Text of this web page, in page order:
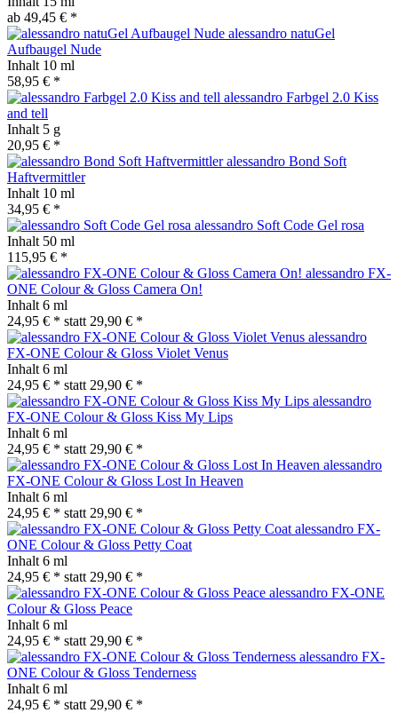
ab 49,45 € *
alessandro natuGel
Aufbaugel Nude
Inhalt 10 ml
58,95 € *
alessandro Farbgel 2.0 Kiss
and tell
Inhalt 5 g
20,95 € *
alessandro Bond Soft
Haftvermittler
Inhalt 10 ml
34,95 € *
alessandro Soft Code Gel rosa
Inhalt 50 ml
115,95 € *
alessandro FX-
ONE Colour & Gloss Camera On!
Inhalt 6 ml
24,95 € * statt 29,90 € *
alessandro
FX-ONE Colour & Gloss Violet Venus
Inhalt 6 ml
24,95 € * statt 29,90 € *
alessandro
FX-ONE Colour & Gloss Kiss My Lips
Inhalt 6 ml
24,95 € * statt 29,90 € *
alessandro
FX-ONE Colour & Gloss Lost In Heaven
Inhalt 6 ml
24,95 € * statt 29,90 € *
alessandro FX-
ONE Colour & Gloss Petty Coat
Inhalt 6 ml
24,95 € * statt 29,90 € *
alessandro FX-ONE
Colour & Gloss Peace
Inhalt 6 ml
24,95 € * statt 29,90 € *
alessandro FX-
ONE Colour & Gloss Tenderness
Inhalt 6 ml
24,95 € * statt 29,90 € *